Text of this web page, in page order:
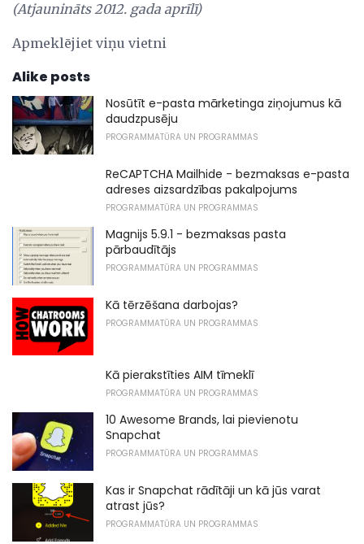
(Atjaunināts 2012. gada aprīlī)
Apmeklējiet viņu vietni
Alike posts
Nosūtīt e-pasta mārketinga ziņojumus kā
daudzpusēju
PROGRAMMATŪRA UN PROGRAMMAS
ReCAPTCHA Mailhide - bezmaksas e-pasta
adreses aizsardzības pakalpojums
PROGRAMMATŪRA UN PROGRAMMAS
Magnijs 5.9.1 - bezmaksas pasta
pārbaudītājs
PROGRAMMATŪRA UN PROGRAMMAS
Kā tērzēšana darbojas?
PROGRAMMATŪRA UN PROGRAMMAS
Kā pierakstīties AIM tīmeklī
PROGRAMMATŪRA UN PROGRAMMAS
10 Awesome Brands, lai pievienotu
Snapchat
PROGRAMMATŪRA UN PROGRAMMAS
Kas ir Snapchat rādītāji un kā jūs varat
atrast jūs?
PROGRAMMATŪRA UN PROGRAMMAS